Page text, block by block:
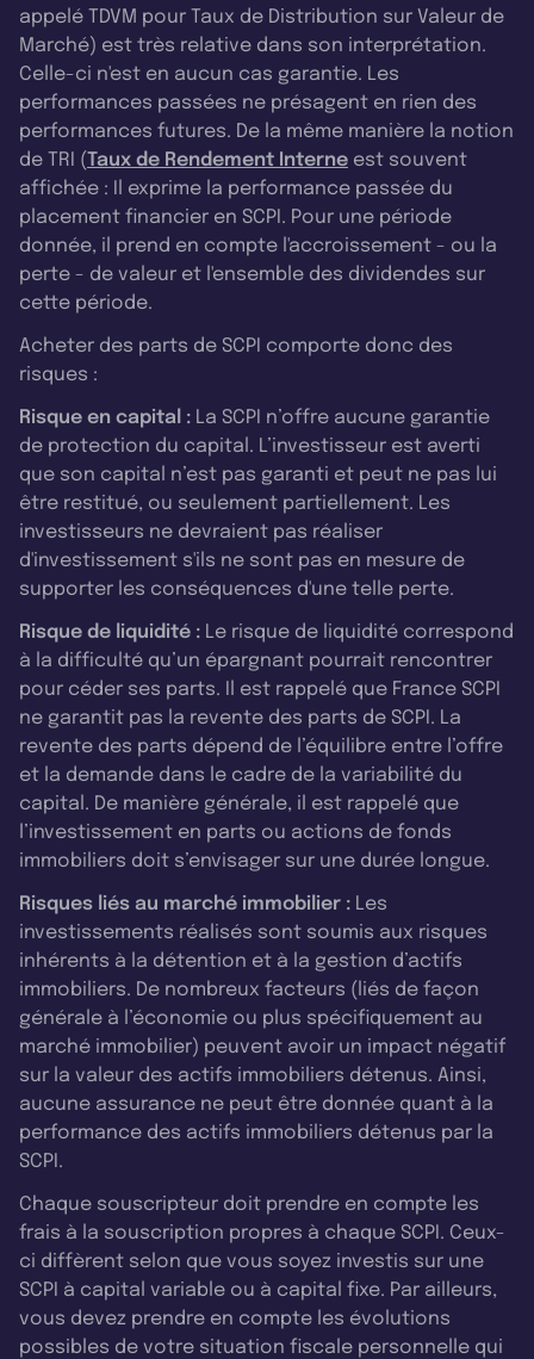
appelé TDVM pour Taux de Distribution sur Valeur de
Marché) est très relative dans son interprétation.
Celle-ci n'est en aucun cas garantie. Les
performances passées ne présagent en rien des
performances futures. De la même manière la notion
de TRI (Taux de Rendement Interne est souvent
affichée : Il exprime la performance passée du
placement financier en SCPI. Pour une période
donnée, il prend en compte l'accroissement - ou la
perte - de valeur et l'ensemble des dividendes sur
cette période.
Acheter des parts de SCPI comporte donc des
risques :
Risque en capital : La SCPI n’offre aucune garantie
de protection du capital. L’investisseur est averti
que son capital n’est pas garanti et peut ne pas lui
être restitué, ou seulement partiellement. Les
investisseurs ne devraient pas réaliser
d'investissement s'ils ne sont pas en mesure de
supporter les conséquences d'une telle perte.
Risque de liquidité : Le risque de liquidité correspond
à la difficulté qu’un épargnant pourrait rencontrer
pour céder ses parts. Il est rappelé que France SCPI
ne garantit pas la revente des parts de SCPI. La
revente des parts dépend de l’équilibre entre l’offre
et la demande dans le cadre de la variabilité du
capital. De manière générale, il est rappelé que
l’investissement en parts ou actions de fonds
immobiliers doit s’envisager sur une durée longue.
Risques liés au marché immobilier : Les
investissements réalisés sont soumis aux risques
inhérents à la détention et à la gestion d’actifs
immobiliers. De nombreux facteurs (liés de façon
générale à l’économie ou plus spécifiquement au
marché immobilier) peuvent avoir un impact négatif
sur la valeur des actifs immobiliers détenus. Ainsi,
aucune assurance ne peut être donnée quant à la
performance des actifs immobiliers détenus par la
SCPI.
Chaque souscripteur doit prendre en compte les
frais à la souscription propres à chaque SCPI. Ceux-
ci diffèrent selon que vous soyez investis sur une
SCPI à capital variable ou à capital fixe. Par ailleurs,
vous devez prendre en compte les évolutions
possibles de votre situation fiscale personnelle qui